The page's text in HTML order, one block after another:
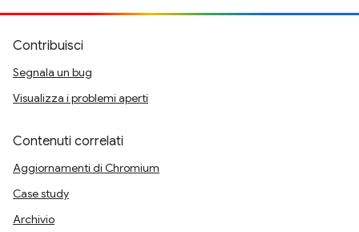
Contribuisci
Segnala un bug
Visualizza i problemi aperti
Contenuti correlati
Aggiornamenti di Chromium
Case study
Archivio